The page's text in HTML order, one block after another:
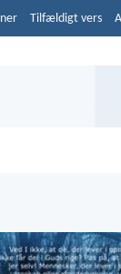
Tilfældigt vers